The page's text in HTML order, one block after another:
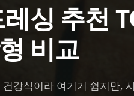
싱 추천
비교
강식이라 여기기 쉽지만,